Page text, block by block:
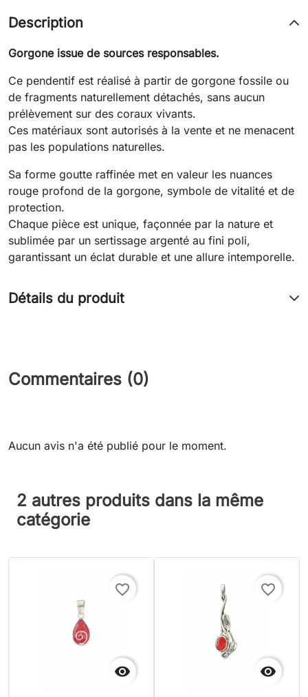
Description
Gorgone issue de sources responsables.
Ce pendentif est réalisé à partir de gorgone fossile ou
de fragments naturellement détachés, sans aucun
prélèvement sur des coraux vivants.
Ces matériaux sont autorisés à la vente et ne menacent
pas les populations naturelles.
Sa forme goutte raffinée met en valeur les nuances
rouge profond de la gorgone, symbole de vitalité et de
protection.
Chaque pièce est unique, façonnée par la nature et
sublimée par un sertissage argenté au fini poli,
garantissant un éclat durable et une allure intemporelle.
Détails du produit
Commentaires (0)
Aucun avis n'a été publié pour le moment.
2 autres produits dans la même
catégorie

favorite_border

favorite_border